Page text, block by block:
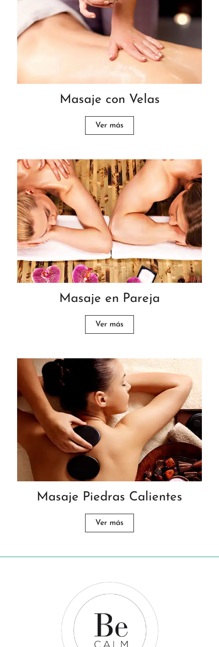
Masaje con Velas
Ver más
Masaje en Pareja
Ver más
Masaje Piedras Calientes
Ver más